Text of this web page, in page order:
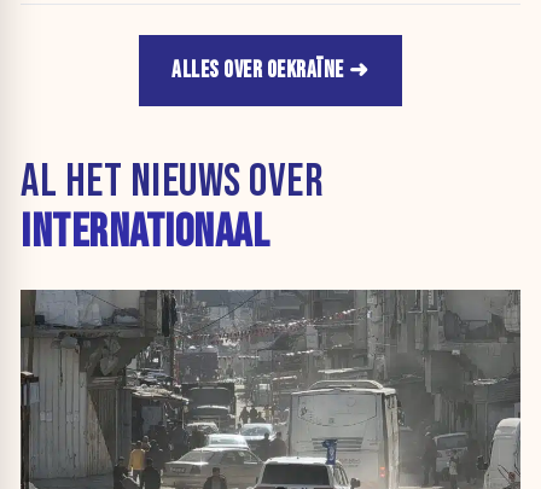
ALLES OVER OEKRAÏNE
AL HET NIEUWS OVER
INTERNATIONAAL